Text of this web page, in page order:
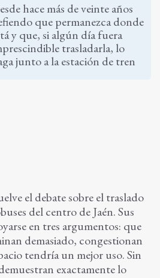
hace más de veinte años
que permanezca donde
y que, si algún día fuera
trasladarla, lo
junto a la estación de tren
el debate sobre el traslado
del centro de Jaén. Sus
en tres argumentos: que
demasiado, congestionan
tendría un mejor uso. Sin
exactamente lo